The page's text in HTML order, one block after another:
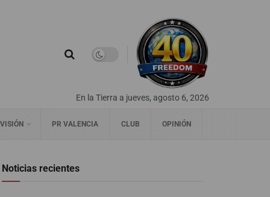
En la Tierra a jueves, agosto 6, 2026
PR VALENCIA CLUB OPINIÓN
Noticias recientes